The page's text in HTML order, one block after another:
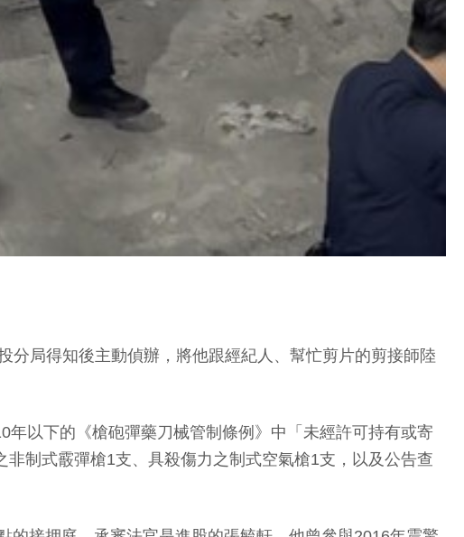
分局得知後主動偵辦，將他跟經紀人、幫忙剪片的剪接師陸
以下的《槍砲彈藥刀械管制條例》中「未經許可持有或寄
制式霰彈槍1支、具殺傷力之制式空氣槍1支，以及公告查